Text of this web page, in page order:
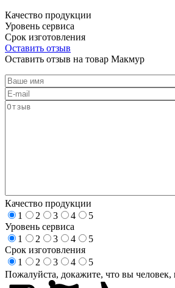
Качество продукции
Уровень сервиса
Срок изготовления
Оставить отзыв
Оставить отзыв на товар Макмур
Качество продукции
1
2 3 4
5
Уровень сервиса
1
2 3 4
5
Срок изготовления
1
2 3 4
5
Пожалуйста, докажите, что вы человек,